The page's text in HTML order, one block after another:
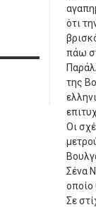
ότι
πάω
της
Οι
Σένα
οποίο
Σε